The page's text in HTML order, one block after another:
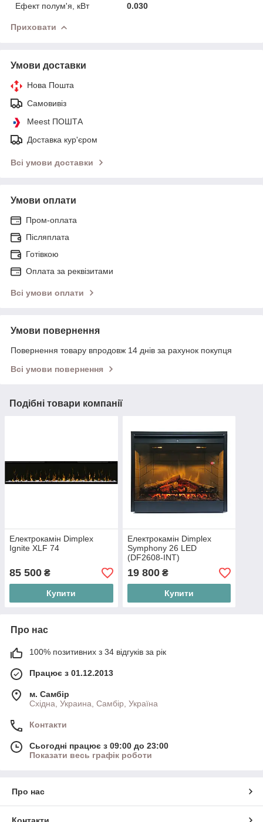
Ефект полум'я, кВт
0.030
Приховати
Умови доставки
Нова Пошта
Самовивіз
Meest ПОШТА
Доставка кур'єром
Всі умови доставки
Умови оплати
Пром-оплата
Післяплата
Готівкою
Оплата за реквізитами
Всі умови оплати
Умови повернення
Повернення товару впродовж 14 днів за рахунок покупця
Всі умови повернення
Подібні товари компанії
Електрокамін Dimplex
Ignite XLF 74
85 500 ₴
Купити
Електрокамін Dimplex
Symphony 26 LED
(DF2608-INT)
19 800₴
Купити
Про нас
100% позитивних з 34 відгуків за рік
Працює з 01.12.2013
м. Самбір
Східна, Украина, Самбір, Україна
Контакти
Сьогодні працює з 09:00 до 23:00
Показати весь графік роботи
Про нас